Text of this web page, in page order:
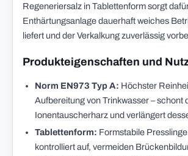
Regeneriersalz in Tablettenform sorgt
Enthärtungsanlage dauerhaft weiches
liefert und der Verkalkung zuverlässig
Produkteigenschaften und
Norm EN973 Typ A: Höchster
Aufbereitung von Trinkwasser – schont
Ionentauscherharz und verlängert
Tablettenform: Formstabile
kontrolliert auf, vermeiden